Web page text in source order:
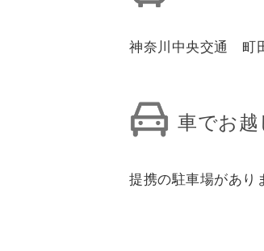
神奈川中央交通 町
車でお越
提携の駐車場があり